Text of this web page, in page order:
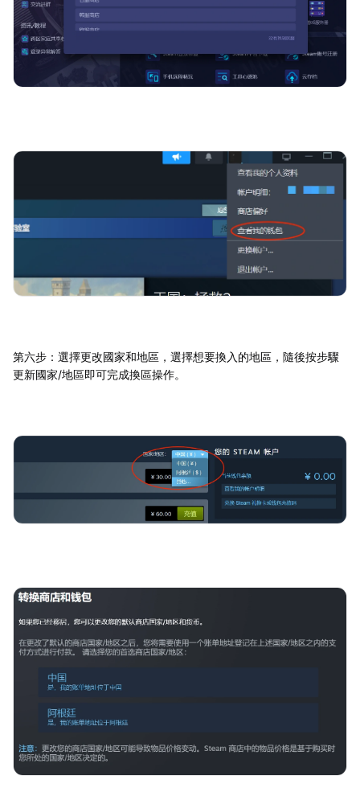
第六步：選擇更改國家和地區，選擇想要換入的地區，隨後按步驟
更新國家/地區即可完成換區操作。